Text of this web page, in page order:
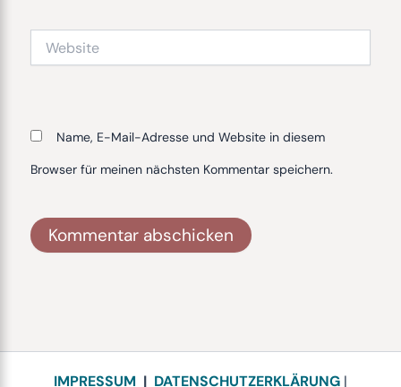
Name, E-Mail-Adresse und Website in diesem
Browser für meinen nächsten Kommentar speichern.
IMPRESSUM | DATENSCHUTZERKLÄRUNG |